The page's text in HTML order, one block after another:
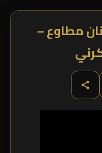
مطاوع –